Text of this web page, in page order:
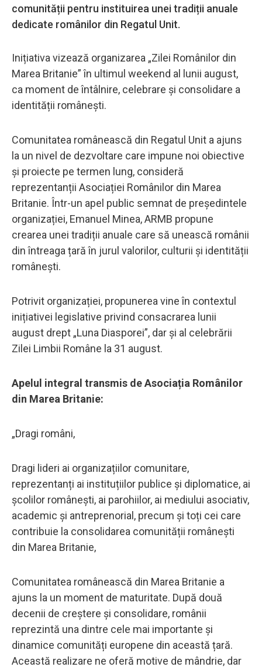
comunității pentru instituirea unei tradiții anuale
dedicate românilor din Regatul Unit.
Inițiativa vizează organizarea „Zilei Românilor din
Marea Britanie” în ultimul weekend al lunii august,
ca moment de întâlnire, celebrare și consolidare a
identității românești.
Comunitatea românească din Regatul Unit a ajuns
la un nivel de dezvoltare care impune noi obiective
și proiecte pe termen lung, consideră
reprezentanții Asociației Românilor din Marea
Britanie. Într-un apel public semnat de președintele
organizației, Emanuel Minea, ARMB propune
crearea unei tradiții anuale care să unească românii
din întreaga țară în jurul valorilor, culturii și identității
românești.
Potrivit organizației, propunerea vine în contextul
inițiativei legislative privind consacrarea lunii
august drept „Luna Diasporei”, dar și al celebrării
Zilei Limbii Române la 31 august.
Apelul integral transmis de Asociația Românilor
din Marea Britanie:
„Dragi români,
Dragi lideri ai organizațiilor comunitare,
reprezentanți ai instituțiilor publice și diplomatice, ai
școlilor românești, ai parohiilor, ai mediului asociativ,
academic și antreprenorial, precum și toți cei care
contribuie la consolidarea comunității românești
din Marea Britanie,
Comunitatea românească din Marea Britanie a
ajuns la un moment de maturitate. După două
decenii de creștere și consolidare, românii
reprezintă una dintre cele mai importante și
dinamice comunități europene din această țară.
Această realizare ne oferă motive de mândrie, dar